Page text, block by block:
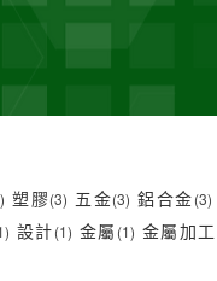
塑膠(3) 五金(3) 鋁合金(3)
設計(1) 金屬 (1) 金屬加工